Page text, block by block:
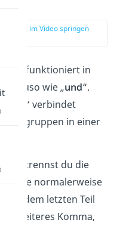
zur Stelle im Video springen
funktioniert in
wie „und“.
verbindet
Wortgruppen in einer
trennst du die
normalerweise
Vor dem letzten Teil
weiteres Komma,